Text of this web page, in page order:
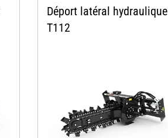
Déport latéral hydraulique
T112